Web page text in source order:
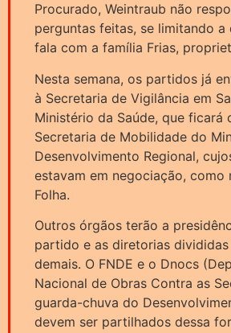
Procurado, Weintraub não
perguntas feitas, se limitando a
fala com a família Frias,
Nesta semana, os partidos já
à Secretaria de Vigilância em
Ministério da Saúde, que ficará
Secretaria de Mobilidade do
Desenvolvimento Regional,
estavam em negociação, como
Folha.
Outros órgãos terão a
partido e as diretorias
demais. O FNDE e o Dnocs
Nacional de Obras Contra as
guarda-chuva do
devem ser partilhados dessa